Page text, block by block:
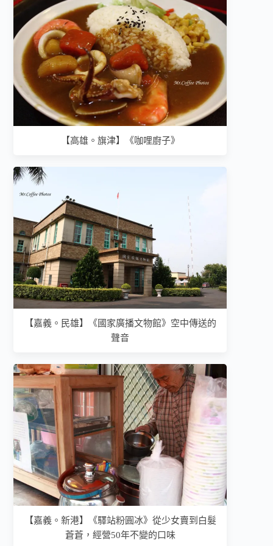
【高雄。旗津】《咖哩廚子》
【嘉義。民雄】《國家廣播文物館》空中傳送的
聲音
【嘉義。新港】《驛站粉圓冰》從少女賣到白髮
蒼蒼，經營50年不變的口味